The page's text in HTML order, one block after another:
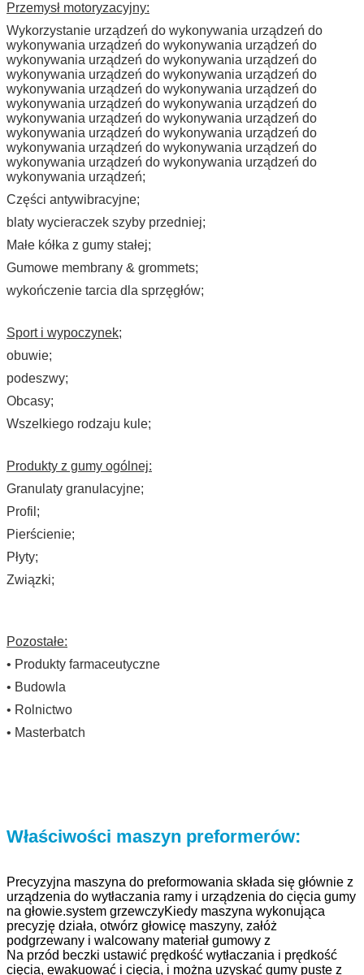
Przemysł motoryzacyjny:
Wykorzystanie urządzeń do wykonywania urządzeń do
wykonywania urządzeń do wykonywania urządzeń do
wykonywania urządzeń do wykonywania urządzeń do
wykonywania urządzeń do wykonywania urządzeń do
wykonywania urządzeń do wykonywania urządzeń do
wykonywania urządzeń do wykonywania urządzeń do
wykonywania urządzeń do wykonywania urządzeń do
wykonywania urządzeń do wykonywania urządzeń do
wykonywania urządzeń do wykonywania urządzeń do
wykonywania urządzeń do wykonywania urządzeń do
wykonywania urządzeń;
Części antywibracyjne;
blaty wycieraczek szyby przedniej;
Małe kółka z gumy stałej;
Gumowe membrany & grommets;
wykończenie tarcia dla sprzęgłów;
Sport i wypoczynek;
obuwie;
podeszwy;
Obcasy;
Wszelkiego rodzaju kule;
Produkty z gumy ogólnej:
Granulaty granulacyjne;
Profil;
Pierścienie;
Płyty;
Związki;
Pozostałe:
• Produkty farmaceutyczne
• Budowla
• Rolnictwo
• Masterbatch
Właściwości maszyn preformerów:
Precyzyjna maszyna do preformowania składa się głównie z
urządzenia do wytłaczania ramy i urządzenia do cięcia gumy
na głowie.system grzewczyKiedy maszyna wykonująca
precyzję działa, otwórz głowicę maszyny, załóż
podgrzewany i walcowany materiał gumowy z
Na przód beczki ustawić prędkość wytłaczania i prędkość
cięcia, ewakuować i cięcia, i można uzyskać gumy puste z